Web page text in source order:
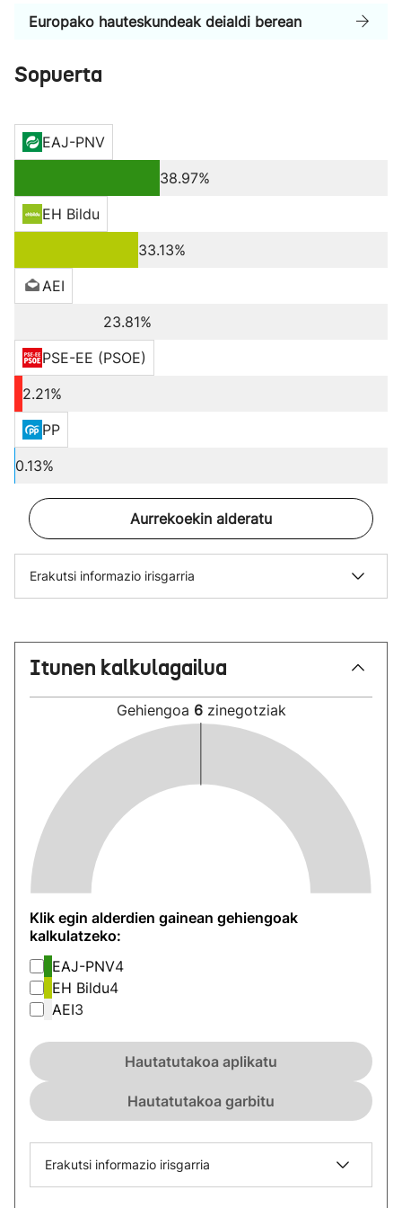
Europako hauteskundeak deialdi berean
Sopuerta
EAJ-PNV
38.97%
EH Bildu
33.13%
AEI
23.81%
PSE-EE (PSOE)
2.21%
PP
0.13%
Aurrekoekin alderatu
Erakutsi informazio irisgarria
Itunen kalkulagailua
Gehiengoa 6 zinegotziak
Klik egin alderdien gainean gehiengoak
kalkulatzeko:
EAJ-PNV4
EH Bildu4
AEI3
Hautatutakoa aplikatu
Hautatutakoa garbitu
Erakutsi informazio irisgarria